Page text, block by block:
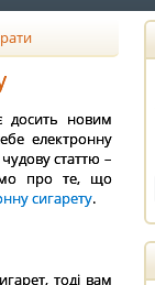
досить новим
електронну
статтю –
про те, що
сигарету.
тоді вам